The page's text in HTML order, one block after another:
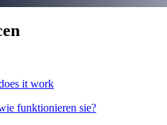
funktionieren sie?